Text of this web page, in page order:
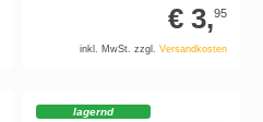
€ 3,95
inkl. MwSt. zzgl. Versandkosten
lagernd